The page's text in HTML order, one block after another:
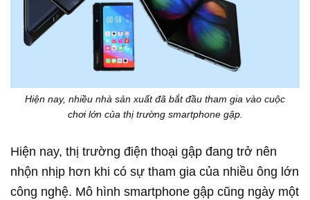
Hiện nay, nhiều nhà sản xuất đã bắt đầu tham gia vào cuộc
chơi lớn của thị trường smartphone gập.
Hiện nay, thị trường điện thoại gập đang trở nên
nhộn nhịp hơn khi có sự tham gia của nhiều ông lớn
công nghệ. Mô hình smartphone gập cũng ngày một